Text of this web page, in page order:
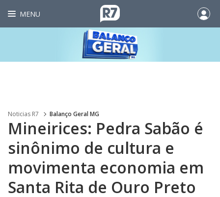
MENU
Noticias R7 Balanço Geral MG
Mineirices: Pedra Sabão é
sinônimo de cultura e
movimenta economia em
Santa Rita de Ouro Preto